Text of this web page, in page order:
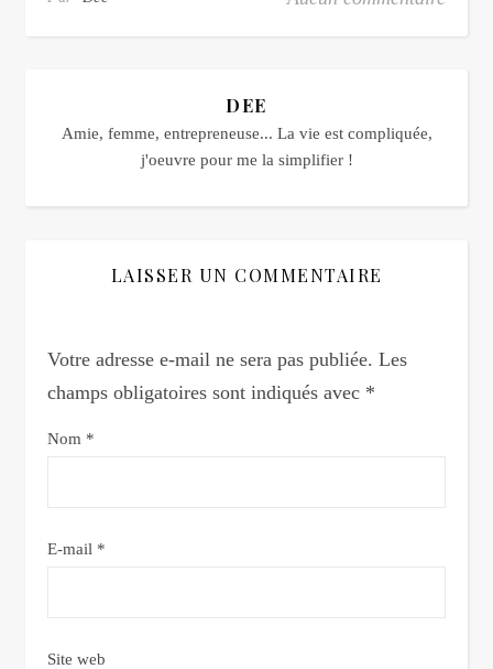
DEE
Amie, femme, entrepreneuse... La vie est compliquée,
j'oeuvre pour me la simplifier !
LAISSER UN COMMENTAIRE
Votre adresse e-mail ne sera pas publiée. Les
champs obligatoires sont indiqués avec *
Nom *
E-mail *
Site web